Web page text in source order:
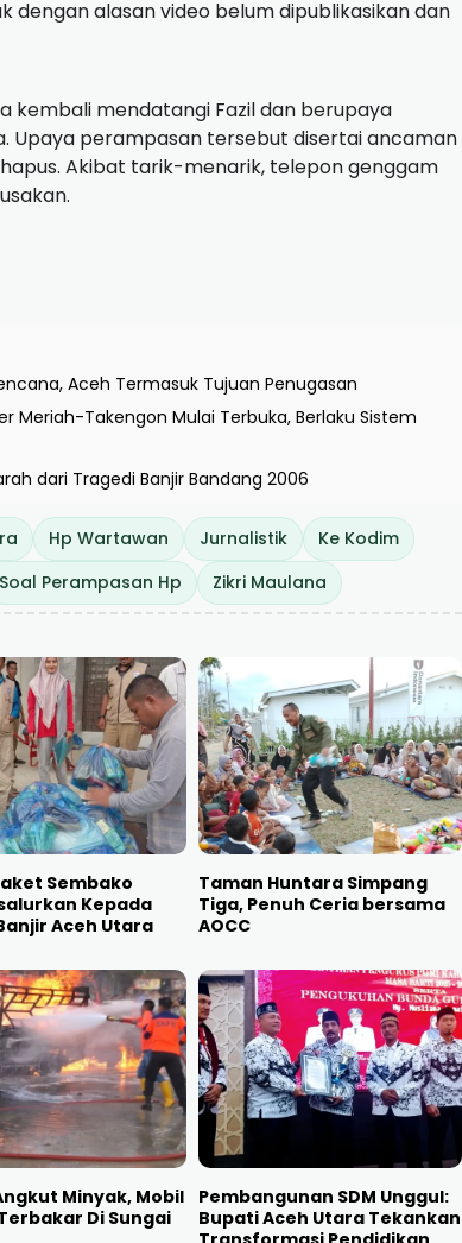
dengan alasan video belum dipublikasikan dan
kembali mendatangi Fazil dan berupaya
Upaya perampasan tersebut disertai ancaman
Akibat tarik-menarik, telepon genggam
Aceh Termasuk Tujuan Penugasan
Meriah-Takengon Mulai Terbuka, Berlaku Sistem
dari Tragedi Banjir Bandang 2006
Hp Wartawan Jurnalistik
Ke Kodim
Soal Perampasan Hp Zikri Maulana
Sembako
Kepada
Aceh Utara
Taman Huntara Simpang
Tiga, Penuh Ceria bersama
AOCC
Minyak, Mobil
Di Sungai
Pembangunan SDM Unggul:
Bupati Aceh Utara Tekankan